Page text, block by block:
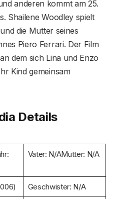
anderen kommt am 25.
Shailene Woodley spielt
die Mutter seines
Piero Ferrari. Der Film
dem sich Lina und Enzo
Kind gemeinsam
Details
Vater: N/AMutter: N/A
Geschwister: N/A